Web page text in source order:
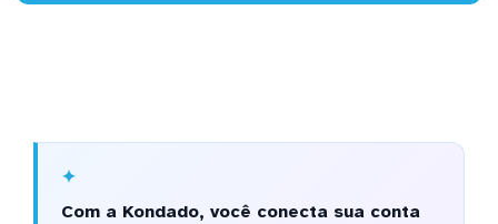
Com a Kondado, você conecta sua conta